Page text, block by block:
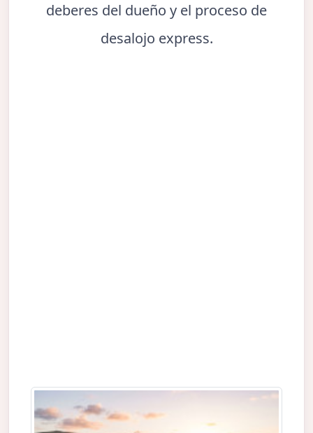
deberes del dueño y el proceso de
desalojo express.